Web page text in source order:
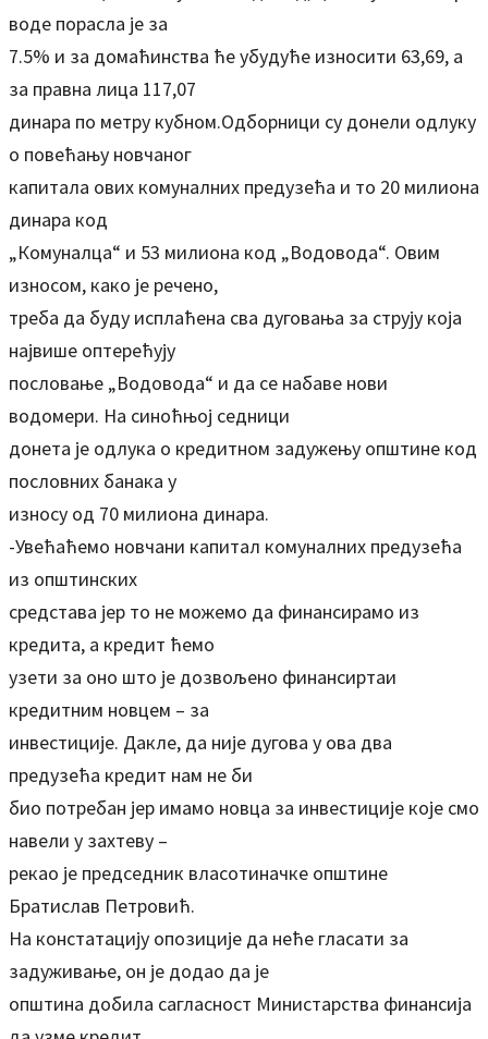
воде порасла је за
7.5% и за домаћинства ће убудуће износити 63,69, а
за правна лица 117,07
динара по метру кубном.Одборници су донели одлуку
о повећању новчаног
капитала ових комуналних предузећа и то 20 милиона
динара код
„Комуналца“ и 53 милиона код „Водовода“. Овим
износом, како је речено,
треба да буду исплаћена сва дуговања за струју која
највише оптерећују
пословање „Водовода“ и да се набаве нови
водомери. На синоћњој седници
донета је одлука о кредитном задужењу општине код
пословних банака у
износу од 70 милиона динара.
-Увећаћемо новчани капитал комуналних предузећа
из општинских
средстава јер то не можемо да финансирамо из
кредита, а кредит ћемо
узети за оно што је дозвољено финансиртаи
кредитним новцем – за
инвестиције. Дакле, да није дугова у ова два
предузећа кредит нам не би
био потребан јер имамо новца за инвестиције које смо
навели у захтеву –
рекао је председник власотиначке општине
Братислав Петровић.
На констатацију опозиције да неће гласати за
задуживање, он је додао да је
општина добила сагласност Министарства финансија